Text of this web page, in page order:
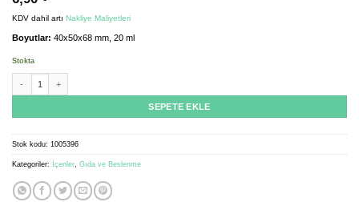
KDV dahil artı Nakliye Maliyetleri
Boyutlar: 40x50x68 mm, 20 ml
Stokta
SEPETE EKLE
Stok kodu: 1005396
Kategoriler: İçenler, Gıda ve Beslenme